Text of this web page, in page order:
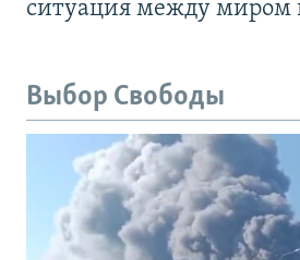
ситуация между миром
Выбор Свободы